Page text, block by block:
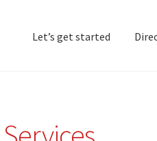
Let’s get started